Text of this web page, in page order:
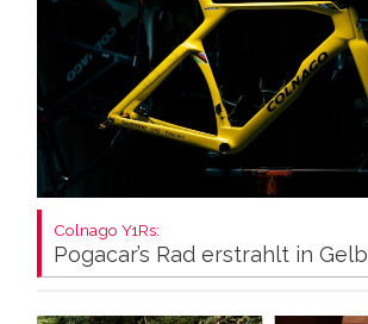
Colnago Y1Rs:
Pogacar’s Rad erstrahlt in Gelb